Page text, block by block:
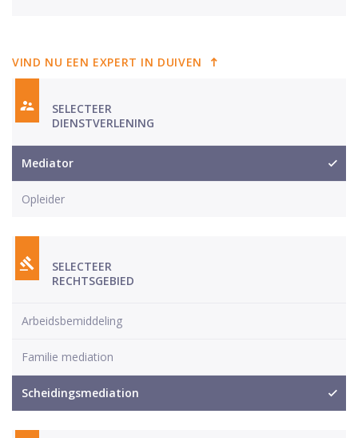
VIND NU EEN EXPERT IN DUIVEN
SELECTEER
DIENSTVERLENING
Mediator
Opleider
SELECTEER
RECHTSGEBIED
Arbeidsbemiddeling
Familie mediation
Scheidingsmediation